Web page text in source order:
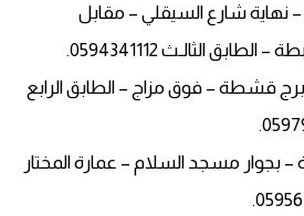
نهاية شارع السيقلي – مقابل
الثالـث 0594341112.
قشطة – فوق مزاج – الطابق الرابع
– بجوار مسجد السلام – عمارة المختار